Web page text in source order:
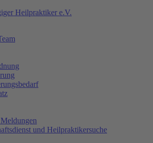
und Heilpraktikersuche